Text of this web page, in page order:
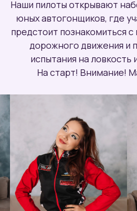
Наши пилоты открывают
юных автогонщиков, где
предстоит познакомиться с
дорожного движения и
испытания на ловкость
На старт! Внимание!